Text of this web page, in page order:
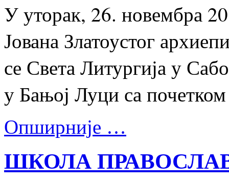
У уторак, 26. новембра
Јована Златоустог
се Света Литургија у
у Бањој Луци са
Опширније …
ШКОЛА